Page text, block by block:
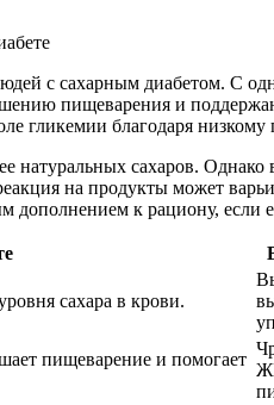
с сахарным диабетом. С
пищеварения и
гликемии благодаря низкому
натуральных сахаров.
на продукты может
дополнением к рациону, если
сахара в крови.
пищеварение и помогает